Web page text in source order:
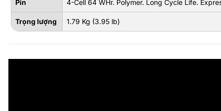
Pin 4-Cell 64 WHr. Polymer. Long Cycle Life.
Trọng lượng 1.79 Kg (3.95 lb)